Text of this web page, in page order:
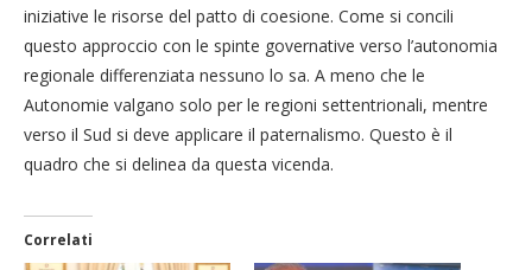
iniziative le risorse del patto di coesione. Come si concili
questo approccio con le spinte governative verso l’autonomia
regionale differenziata nessuno lo sa. A meno che le
Autonomie valgano solo per le regioni settentrionali, mentre
verso il Sud si deve applicare il paternalismo. Questo è il
quadro che si delinea da questa vicenda.
Correlati